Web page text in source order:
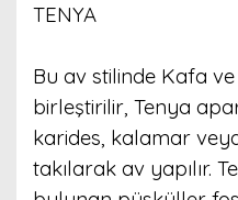
TENYA
Bu av stilinde Kafa
birleştirilir, Tenya
karides, kalamar
takılarak av yapılır.